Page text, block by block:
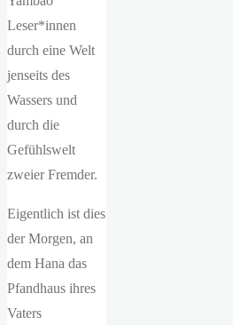
Leser*innen
durch eine Welt
jenseits des
Wassers und
durch die
Gefühlswelt
zweier Fremder.
Eigentlich ist dies
der Morgen, an
dem Hana das
Pfandhaus ihres
Vaters